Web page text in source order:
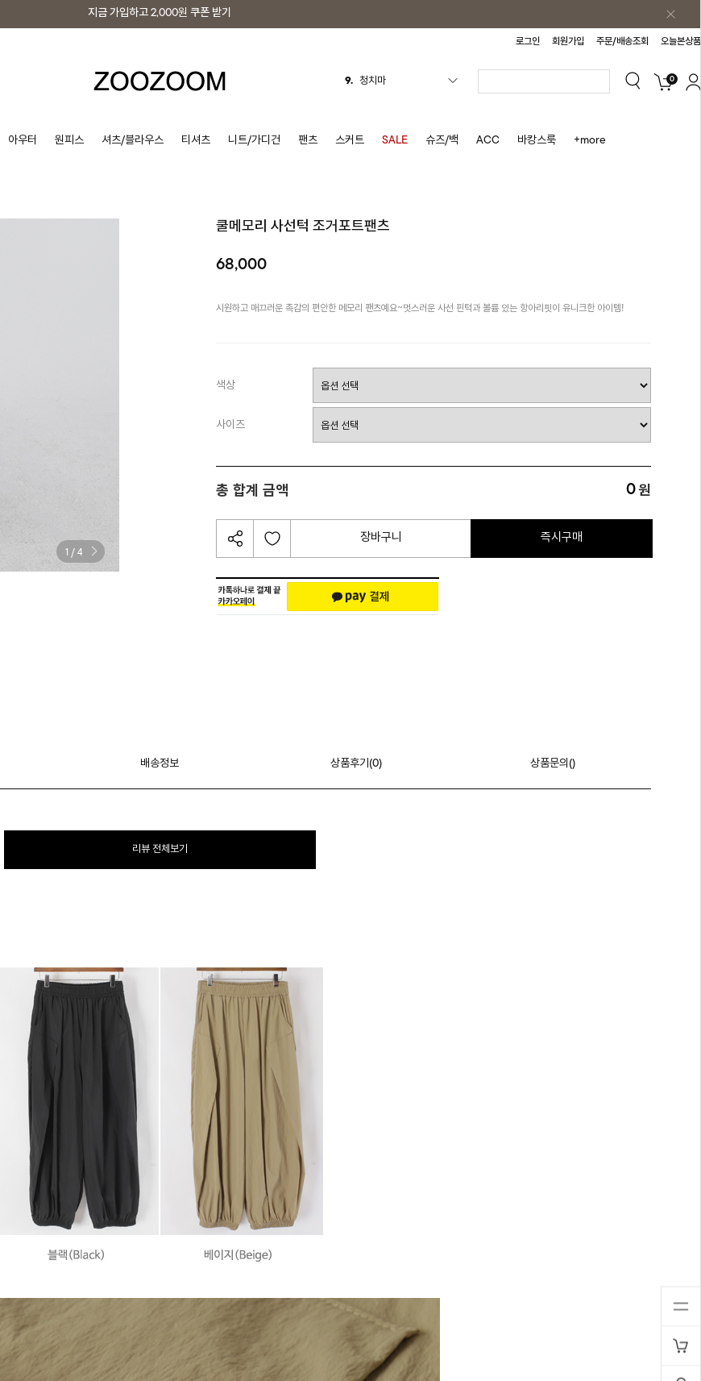
지금 가입하고 2,000원 쿠폰 받기
로그인 회원가입 주문/배송조회 오늘본상품
10. 바스락원피스
2.
여름티
9. 청치마
0
아우터 원피스 셔츠/블라우스 티셔츠 니트/가디건 팬츠 스커트 SALE 슈즈/백 ACC 바캉스룩 +more
1 / 4
쿨메모리 사선턱 조거포트팬츠
68,000
시원하고 매끄러운 촉감의 편안한 메모리 팬츠예요~멋스러운 사선 핀턱과 볼륨 있는 항아리핏이 유니크한 아이템!
색상
사이즈
총 합계 금액 0원
장바구니 즉시구매
배송정보 상품후기(0) 상품문의()
리뷰 전체보기